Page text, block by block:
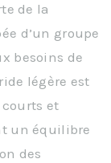
de la
d’un groupe
besoins de
légère est
et
un équilibre
des